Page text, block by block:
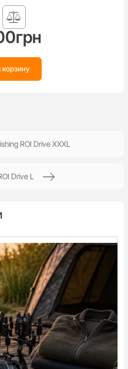
грн
корзину
ROI Drive XXXL
Drive L